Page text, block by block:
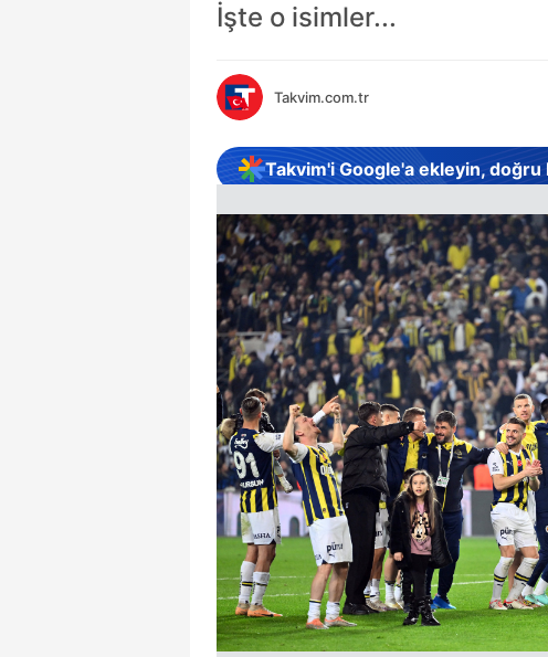
İşte o isimler...
Takvim.com.tr
Takvim'i Google'a ekleyin, doğru